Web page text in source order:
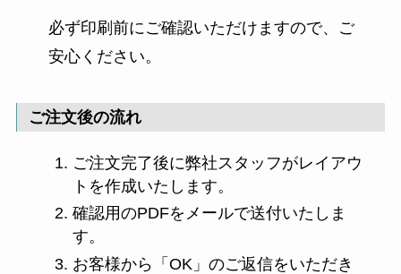
必ず印刷前にご確認いただけますので、ご
安心ください。
ご注文後の流れ
ご注文完了後に弊社スタッフがレイアウ
トを作成いたします。
確認用のPDFをメールで送付いたしま
す。
お客様から「OK」のご返信をいただき